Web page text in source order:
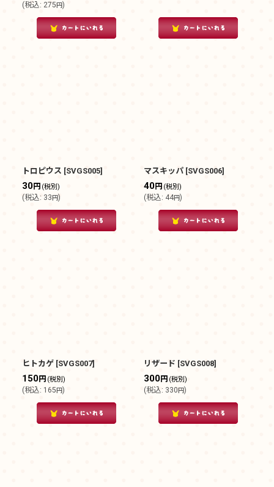
(税込: 275円)
トロピウス [SVGS005]
30円 (税別)
(税込: 33円)
マスキッパ [SVGS006]
40円 (税別)
(税込: 44円)
ヒトカゲ [SVGS007]
150円 (税別)
(税込: 165円)
リザード [SVGS008]
300円 (税別)
(税込: 330円)